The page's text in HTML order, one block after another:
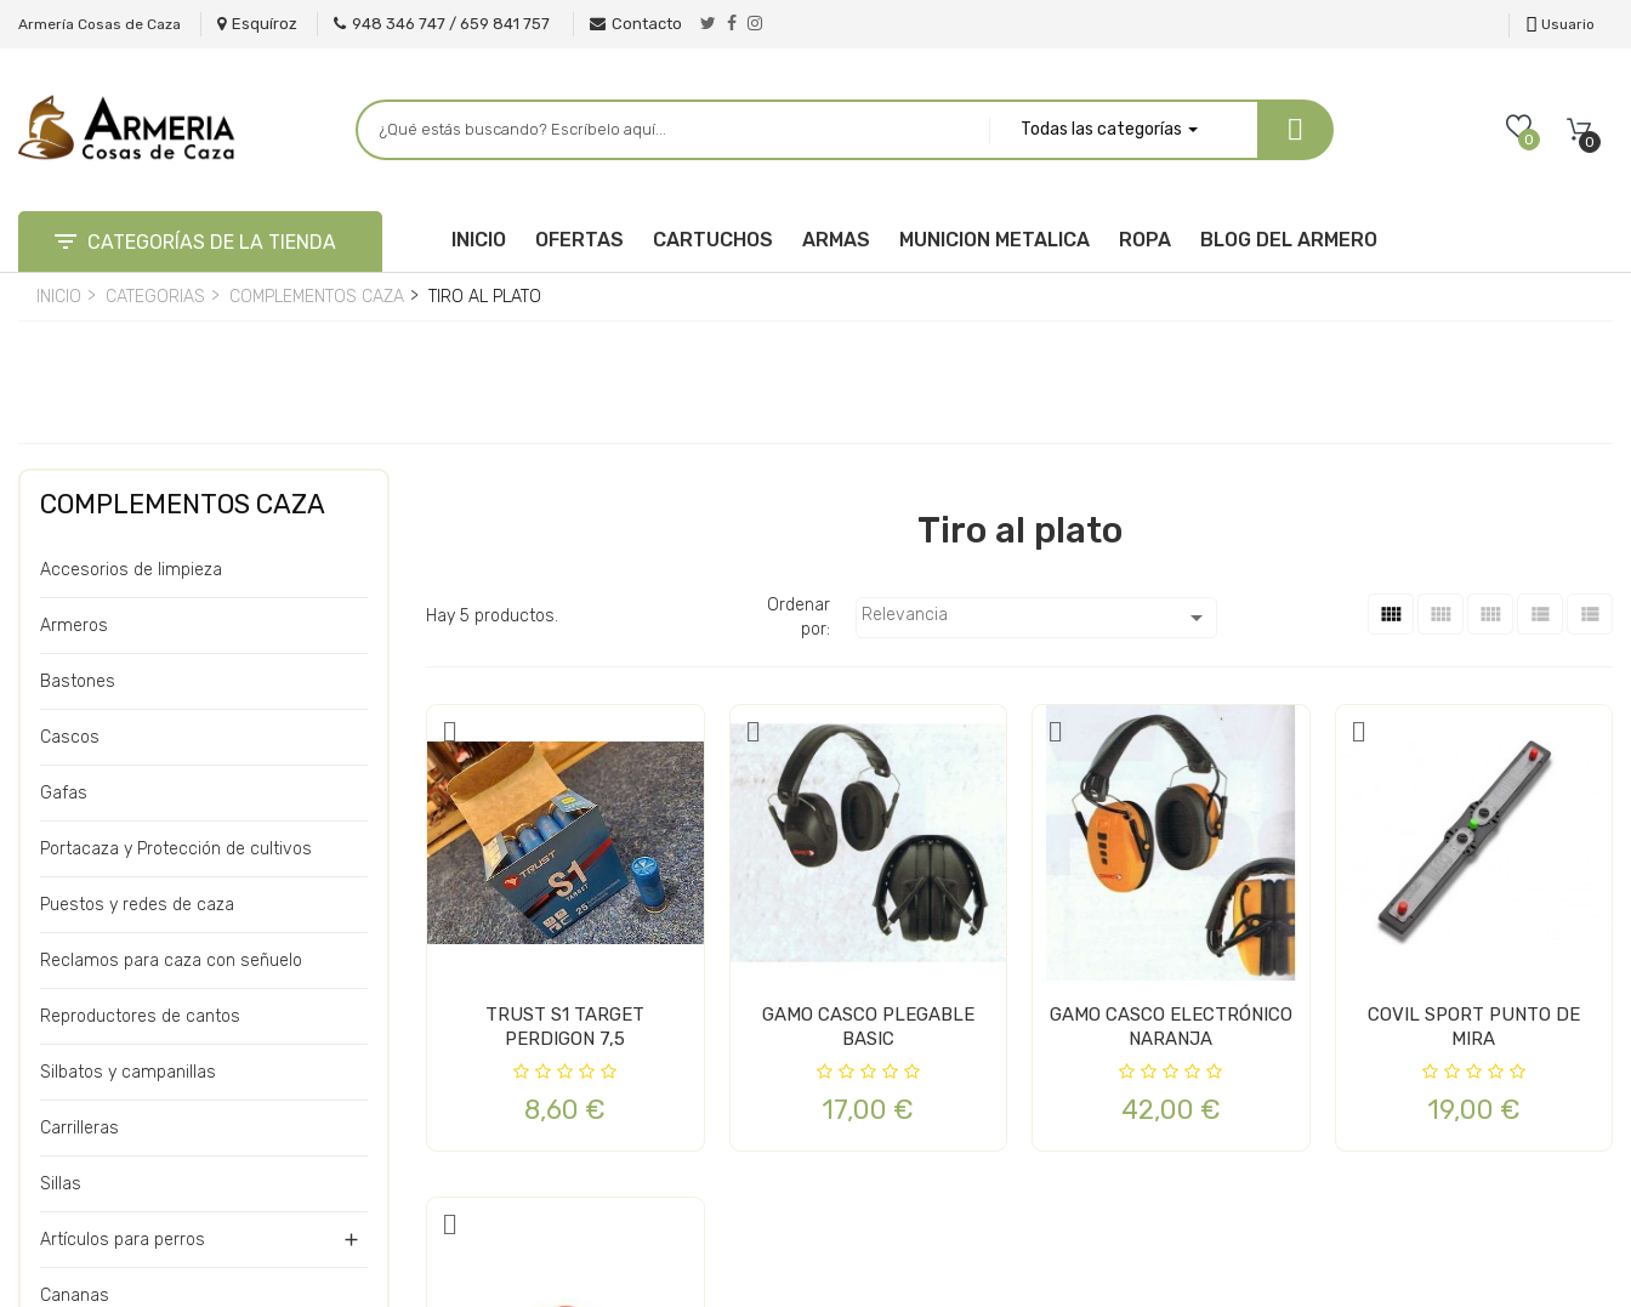
Armería Cosas de Caza Esquíroz 948 346 747 / 659 841 757 Contacto Usuario
Todas las categorías
0 0
 CATEGORÍAS DE LA TIENDA INICIO OFERTAS CARTUCHOS ARMAS MUNICION METALICA ROPA BLOG DEL ARMERO
INICIO CATEGORIAS COMPLEMENTOS CAZA TIRO AL PLATO
COMPLEMENTOS CAZA
Accesorios de limpieza
Armeros
Bastones
Cascos
Gafas
Portacaza y Protección de cultivos
Puestos y redes de caza
Reclamos para caza con señuelo
Reproductores de cantos
Silbatos y campanillas
Carrilleras
Sillas
Artículos para perros 
Cananas
Tiro al plato
    
Hay 5 productos.
Ordenar
por:
Relevancia 
TRUST S1 TARGET
PERDIGON 7,5
8,60 €
GAMO CASCO PLEGABLE
BASIC
17,00 €
GAMO CASCO ELECTRÓNICO
NARANJA
42,00 €
COVIL SPORT PUNTO DE
MIRA
19,00 €